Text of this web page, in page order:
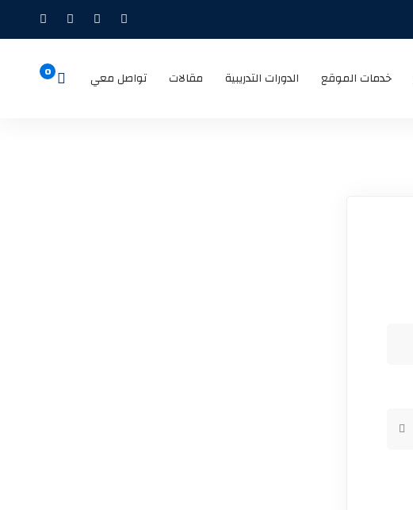
خدمات الموقع الدورات التدريبية مقالات تواصل معي